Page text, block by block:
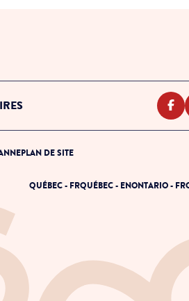
PLAN DE SITE
QUÉBEC - FRQUÉBEC - ENONTARIO - FR